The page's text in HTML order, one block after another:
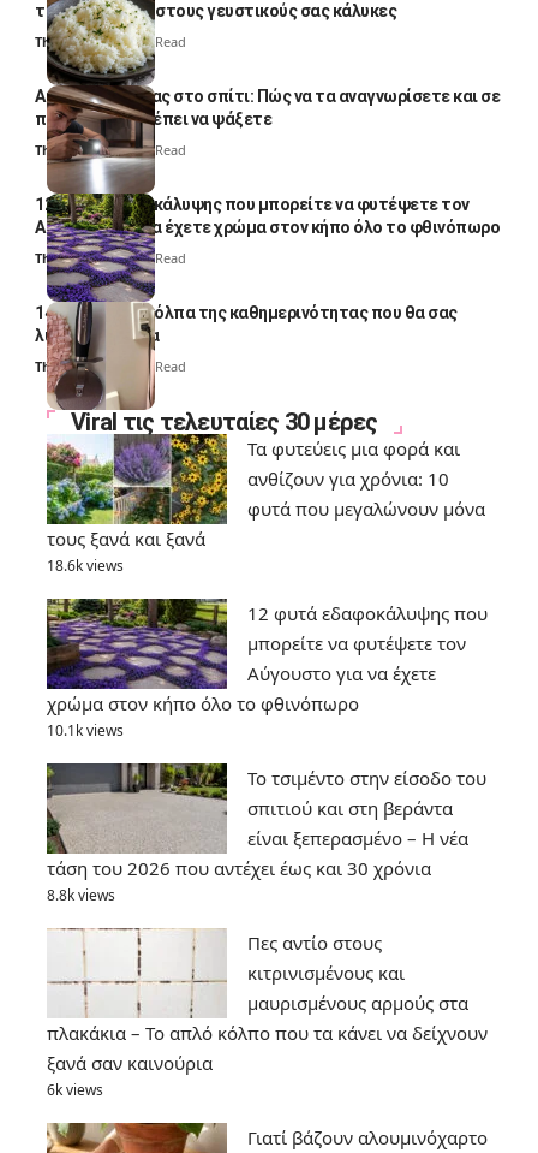
το απογειώσει στους γευστικούς σας κάλυκες
Thali Ombre4 Min Read
Αυγά κατσαρίδας στο σπίτι: Πώς να τα αναγνωρίσετε και σε
ποια σημεία πρέπει να ψάξετε
Thali Ombre4 Min Read
12 φυτά εδαφοκάλυψης που μπορείτε να φυτέψετε τον
Αύγουστο για να έχετε χρώμα στον κήπο όλο το φθινόπωρο
Thali Ombre7 Min Read
14 πανέξυπνα κόλπα της καθημερινότητας που θα σας
λύσουν τα χέρια
Thali Ombre 6 Min Read
Viral τις τελευταίες 30 μέρες
Τα φυτεύεις μια φορά και
ανθίζουν για χρόνια: 10
φυτά που μεγαλώνουν μόνα
τους ξανά και ξανά
18.6k views
12 φυτά εδαφοκάλυψης που
μπορείτε να φυτέψετε τον
Αύγουστο για να έχετε
χρώμα στον κήπο όλο το φθινόπωρο
10.1k views
Το τσιμέντο στην είσοδο του
σπιτιού και στη βεράντα
είναι ξεπερασμένο – Η νέα
τάση του 2026 που αντέχει έως και 30 χρόνια
8.8k views
Πες αντίο στους
κιτρινισμένους και
μαυρισμένους αρμούς στα
πλακάκια – Το απλό κόλπο που τα κάνει να δείχνουν
ξανά σαν καινούρια
6k views
Γιατί βάζουν αλουμινόχαρτο